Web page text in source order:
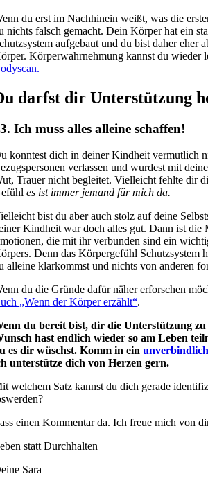
du erst im Nachhinein weißt, was die
nichts falsch gemacht. Dein Körper hat ein
aufgebaut und du bist daher eher
Körperwahrnehmung kannst du wieder
darfst dir Unterstützung
Ich muss alles alleine schaffen!
konntest dich in deiner Kindheit vermutlich
verlassen und wurdest mit
Trauer nicht begleitet. Vielleicht fehlte dir
es ist immer jemand für mich da.
bist du aber auch stolz auf deine
Kindheit war doch alles gut. Dann ist die
die mit ihr verbunden sind ein
Denn das Körpergefühl Schutzsystem
alleine klarkommst und nichts von anderen
du die Gründe dafür näher erforschen
„Wenn der Körper erzählt“.
du bereit bist, dir die Unterstützung
hast endlich wieder so am Leben
es dir wüschst. Komm in ein
unterstütze dich von Herzen gern.
welchem Satz kannst du dich gerade
einen Kommentar da. Ich freue mich von
statt Durchhalten
Sara